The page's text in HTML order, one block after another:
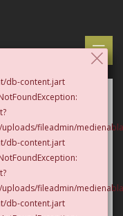
×
db-content.jart
fileadmin/
db-content.jart
fileadmin/
db-content.jart
Raum
- permante